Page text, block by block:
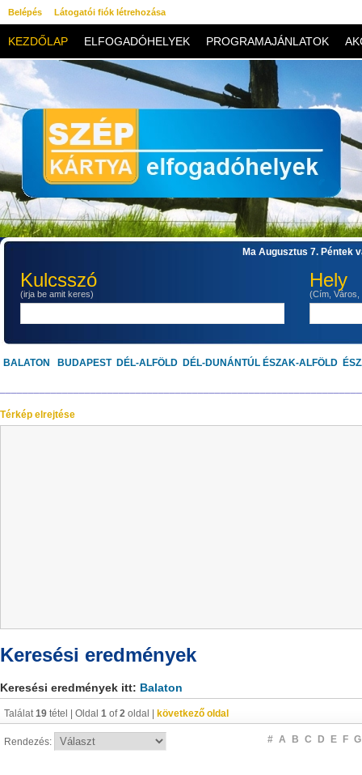
Belépés Látogatói fiók létrehozása
KEZDŐLAP ELFOGADÓHELYEK PROGRAMAJÁNLATOK
KAPCSOLAT
Ma Augusztus 7. Péntek
Kulcsszó
(irja be amit keres)
Hely
(Cím,
BALATON BUDAPEST DÉL-ALFÖLD DÉL-DUNÁNTÚL ÉSZAK-ALFÖLD
Térkép elrejtése
Keresési eredmények
Keresési eredmények itt: Balaton
Találat19 tétel | Oldal 1 of2 oldal | következő oldal
Rendezés: # A B C D E F G